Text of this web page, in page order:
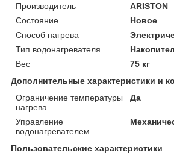
Производитель
ARISTON
Состояние
Новое
Способ нагрева
Тип водонагревателя
Вес
75 кг
Дополнительные характеристики и
Ограничение температуры
нагрева
Да
Управление
водонагревателем
Пользовательские характеристики